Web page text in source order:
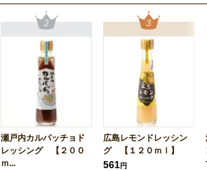
瀬戸内カルパッチョド
レッシング 【２００
ｍ...
広島レモンドレッシン
グ 【１２０ｍｌ】
561円